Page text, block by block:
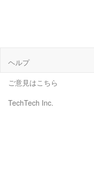
ヘルプ
ご意見はこちら
TechTech Inc.